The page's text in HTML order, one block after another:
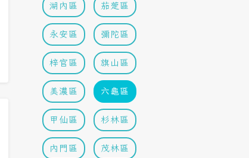
湖內區 茄萣區
永安區 彌陀區
梓官區 旗山區
美濃區 六龜區
甲仙區 杉林區
內門區 茂林區